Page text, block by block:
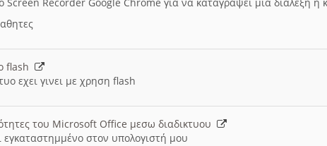
flash
εχει γινει με χρηση flash
του Microsoft Office μεσω διαδικτυου
εγκαταστημμένο στον υπολογιστή μου